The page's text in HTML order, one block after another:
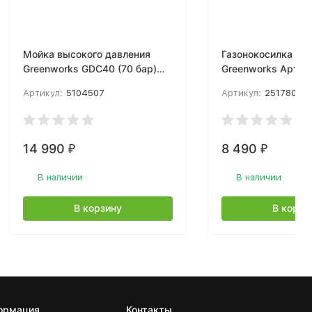
Мойка высокого давления
Greenworks GDC40 (70 бар)
Артикул: 5104507
14 990 ₽
В наличии
В корзину
Газонокосилка
Greenworks Арт.
Артикул: 2517807
8 490 ₽
В наличии
В
Контакты